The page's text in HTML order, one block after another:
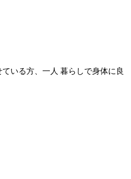
いる方、一人 暮らしで身体に良